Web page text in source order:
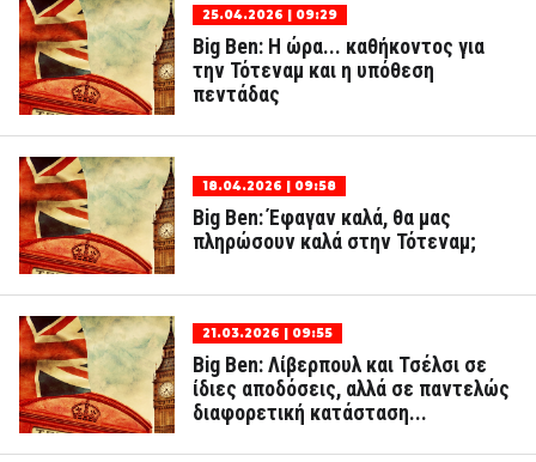
25.04.2026 | 09:29
Big Ben: Η ώρα... καθήκοντος για
την Τότεναμ και η υπόθεση
πεντάδας
18.04.2026 | 09:58
Big Ben: Έφαγαν καλά, θα μας
πληρώσουν καλά στην Τότεναμ;
21.03.2026 | 09:55
Big Ben: Λίβερπουλ και Τσέλσι σε
ίδιες αποδόσεις, αλλά σε παντελώς
διαφορετική κατάσταση...